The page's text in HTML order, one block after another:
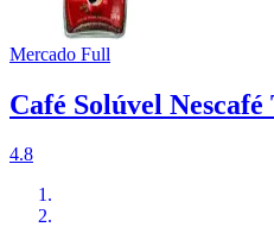
Mercado Full
Café Solúvel
4.8